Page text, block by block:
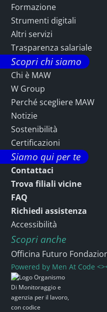
Formazione
Strumenti digitali
Altri servizi
Trasparenza salariale
Scopri chi siamo
Chi è MAW
W Group
Perché scegliere MAW
Notizie
Sostenibilità
Certificazioni
Siamo qui per te
Contattaci
Trova filiali vicine
FAQ
Richiedi assistenza
Accessibilità
Scopri anche
Officina Futuro
Powered by Men At Code